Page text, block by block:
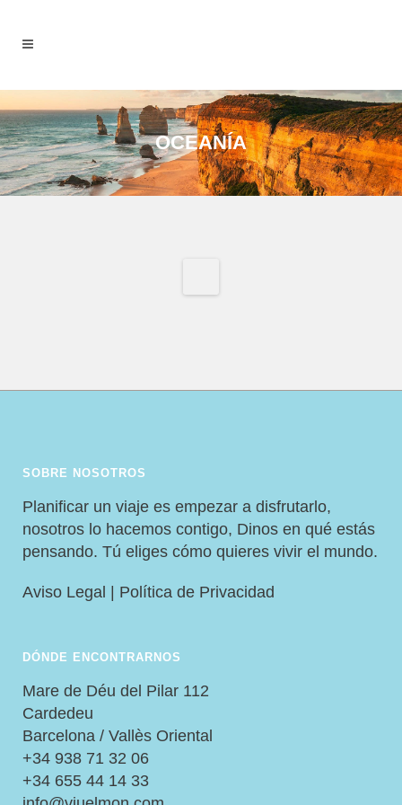
OCEANÍA
SOBRE NOSOTROS
Planificar un viaje es empezar a disfrutarlo,
nosotros lo hacemos contigo, Dinos en qué estás
pensando. Tú eliges cómo quieres vivir el mundo.
Aviso Legal | Política de Privacidad
DÓNDE ENCONTRARNOS
Mare de Déu del Pilar 112
Cardedeu
Barcelona / Vallès Oriental
+34 938 71 32 06
+34 655 44 14 33